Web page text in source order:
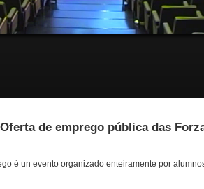
de emprego pública das
é un evento organizado enteiramente por